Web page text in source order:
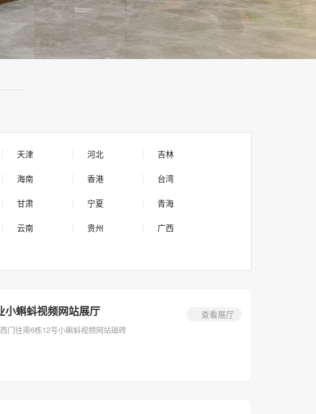
天津 河北 吉林
海南 香港 台湾
甘肃 宁夏 青海
云南 贵州 广西
小蝌蚪视频网站展厅
门往南6栋12号小蝌蚪视频网站磁砖
查看展厅